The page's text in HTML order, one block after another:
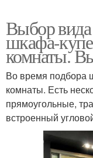
Выбор вида
шкафа-
комнаты.
Во время подбора
комнаты. Есть
прямоугольные,
встроенный